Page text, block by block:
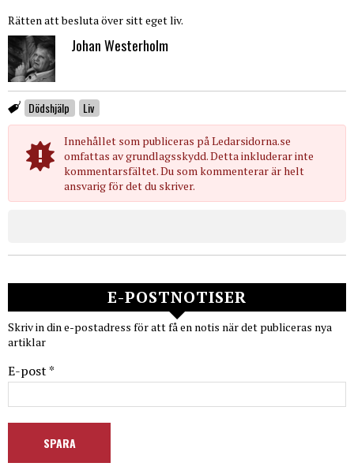
Rätten att besluta över sitt eget liv.
Johan Westerholm
Dödshjälp Liv
Innehållet som publiceras på Ledarsidorna.se
omfattas av grundlagsskydd. Detta inkluderar inte
kommentarsfältet. Du som kommenterar är helt
ansvarig för det du skriver.
E-POSTNOTISER
Skriv in din e-postadress för att få en notis när det publiceras nya
artiklar
E-post *